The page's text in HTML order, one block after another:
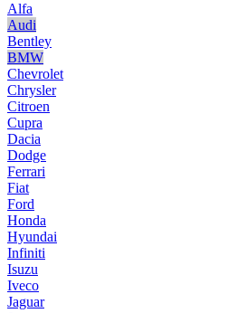
Alfa
Audi
Bentley
BMW
Chevrolet
Chrysler
Citroen
Cupra
Dacia
Dodge
Ferrari
Fiat
Ford
Honda
Hyundai
Infiniti
Isuzu
Iveco
Jaguar